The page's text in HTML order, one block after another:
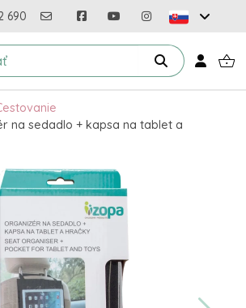
690
na sedadlo + kapsa na tablet a